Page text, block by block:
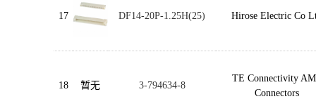
17 DF14-20P-1.25H(25) Hirose Electric Co
18 暂无 3-794634-8
TE Connectivity
Connectors